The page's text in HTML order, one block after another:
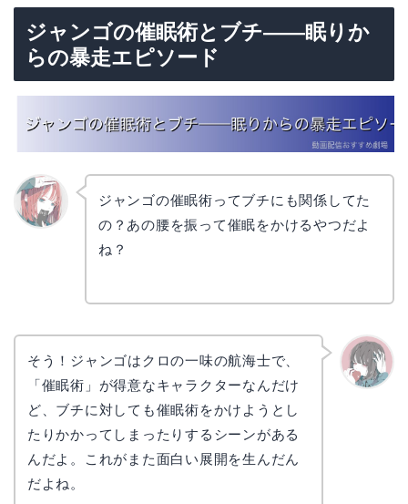
ジャンゴの催眠術とブチ——眠りか
らの暴走エピソード
ジャンゴの催眠術ってブチにも関係してた
の？あの腰を振って催眠をかけるやつだよ
ね？
そう！ジャンゴはクロの一味の航海士で、
「催眠術」が得意なキャラクターなんだけ
ど、ブチに対しても催眠術をかけようとし
たりかかってしまったりするシーンがある
んだよ。これがまた面白い展開を生んだん
だよね。